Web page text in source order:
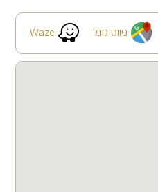
Waze ניווט גוגל